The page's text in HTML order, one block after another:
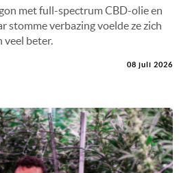
met full-spectrum CBD-olie en
stomme verbazing voelde ze zich
veel beter.
08 juli 2026